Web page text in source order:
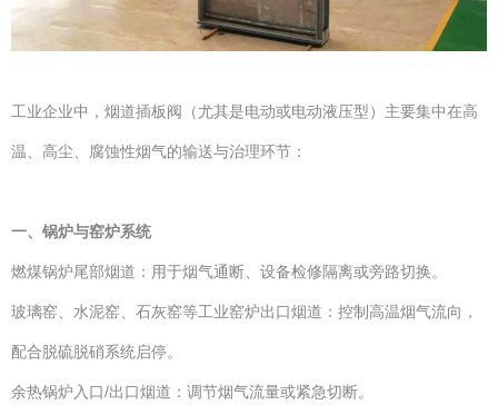
工业企业中，烟道插板阀（尤其是电动或电动液压型）主要集中在高
温、高尘、腐蚀性烟气的输送与治理环节：
一、锅炉与窑炉系统
燃煤锅炉尾部烟道：用于烟气通断、设备检修隔离或旁路切换。
玻璃窑、水泥窑、石灰窑等工业窑炉出口烟道：控制高温烟气流向，
配合脱硫脱硝系统启停。
余热锅炉入口/出口烟道：调节烟气流量或紧急切断。